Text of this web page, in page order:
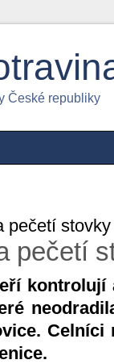
České republiky
pečetí
pečetí
kontrolují
Celníci